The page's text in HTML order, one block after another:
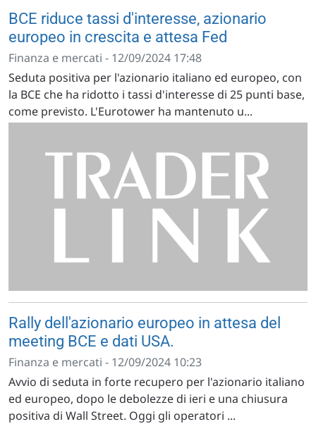
BCE riduce tassi d'interesse, azionario
europeo in crescita e attesa Fed
Finanza e mercati - 12/09/2024 17:48
Seduta positiva per l'azionario italiano ed europeo, con
la BCE che ha ridotto i tassi d'interesse di 25 punti base,
come previsto. L'Eurotower ha mantenuto u...
Rally dell'azionario europeo in attesa del
meeting BCE e dati USA.
Finanza e mercati - 12/09/2024 10:23
Avvio di seduta in forte recupero per l'azionario italiano
ed europeo, dopo le debolezze di ieri e una chiusura
positiva di Wall Street. Oggi gli operatori ...